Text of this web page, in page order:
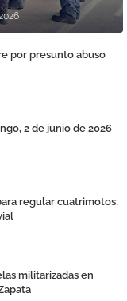
por presunto abuso
2 de junio de 2026
regular cuatrimotos;
militarizadas en